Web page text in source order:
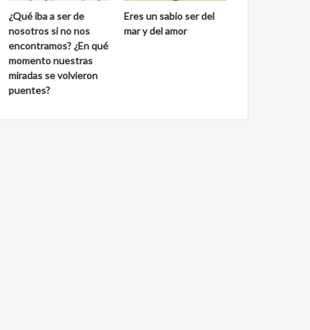
¿Qué iba a ser de
nosotros si no nos
encontramos? ¿En qué
momento nuestras
miradas se volvieron
puentes?
Eres un sabio ser del
mar y del amor